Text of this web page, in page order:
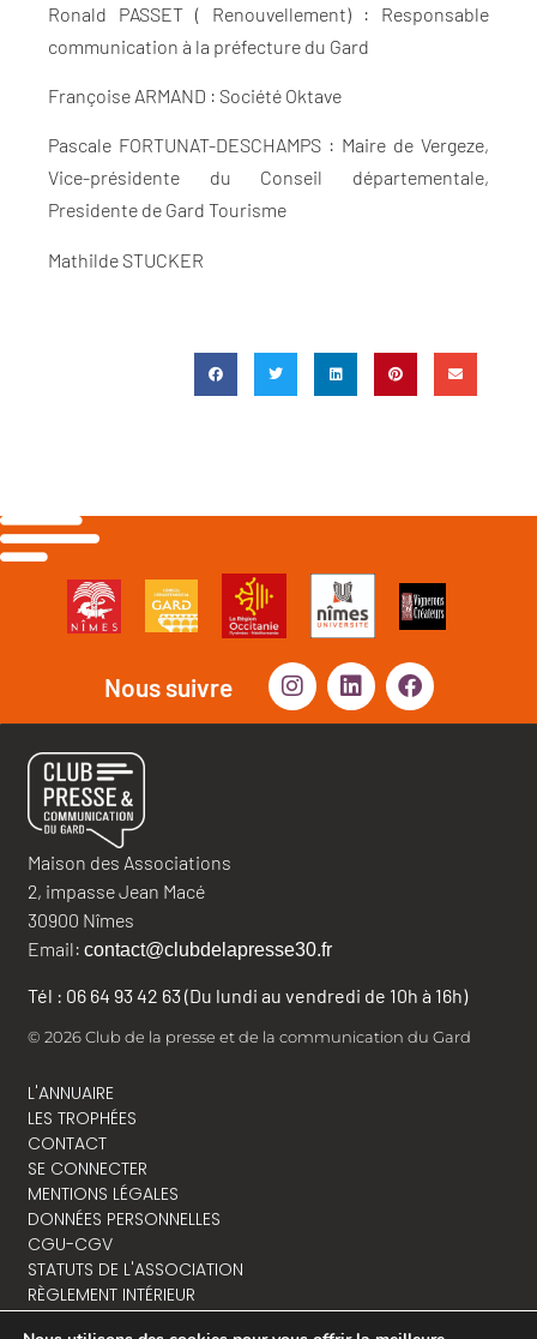
Ronald PASSET ( Renouvellement) : Responsable
communication à la préfecture du Gard
Françoise ARMAND : Société Oktave
Pascale FORTUNAT-DESCHAMPS : Maire de Vergeze,
Vice-présidente du Conseil départementale,
Presidente de Gard Tourisme
Mathilde STUCKER
Nous suivre
Maison des Associations
2, impasse Jean Macé
30900 Nîmes
Email: contact@clubdelapresse30.fr
Tél : 06 64 93 42 63 (Du lundi au vendredi de 10h à 16h)
© 2026 Club de la presse et de la communication du Gard
L'ANNUAIRE
LES TROPHÉES
CONTACT
SE CONNECTER
MENTIONS LÉGALES
DONNÉES PERSONNELLES
CGU-CGV
STATUTS DE L'ASSOCIATION
RÈGLEMENT INTÉRIEUR